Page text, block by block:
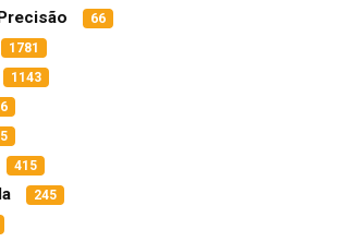
66
1781
1143
415
245